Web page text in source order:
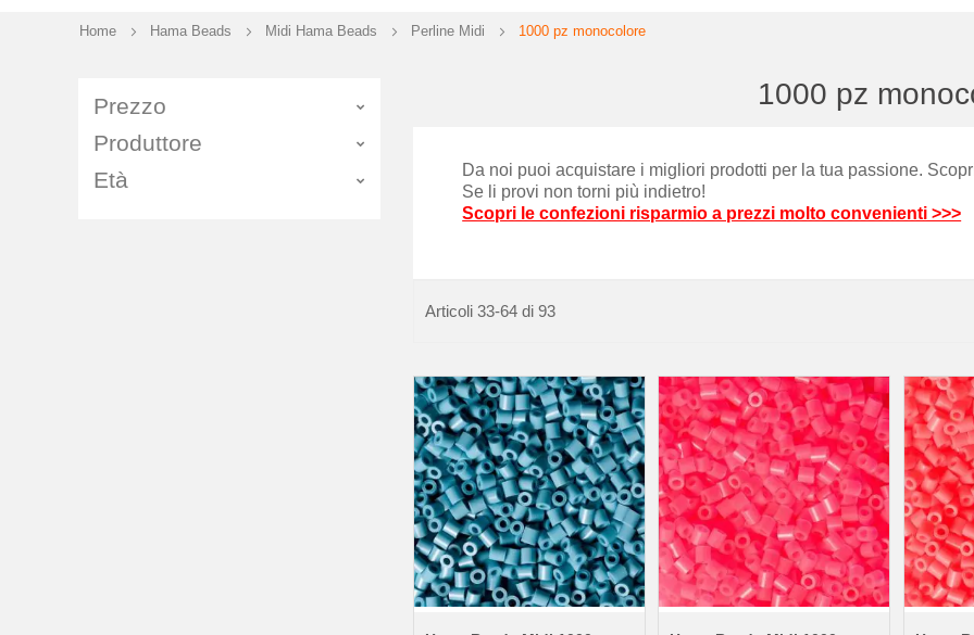
Home Hama Beads Midi Hama Beads Perline Midi 1000 pz monocolore
1000 pz
Da noi puoi acquistare i migliori prodotti per la tua passione.
Se li provi non torni più indietro!
Scopri le confezioni risparmio a prezzi molto convenienti >>>
Articoli 33-64di 93
Prezzo
Produttore
Età